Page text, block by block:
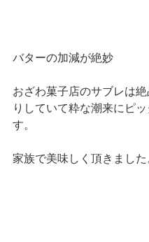
バターの加減が絶妙
おざわ菓子店のサブレは
りしていて粋な潮来にピ
す。
家族で美味しく頂きました